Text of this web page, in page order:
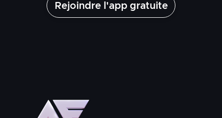
Rejoindre l'app gratuite